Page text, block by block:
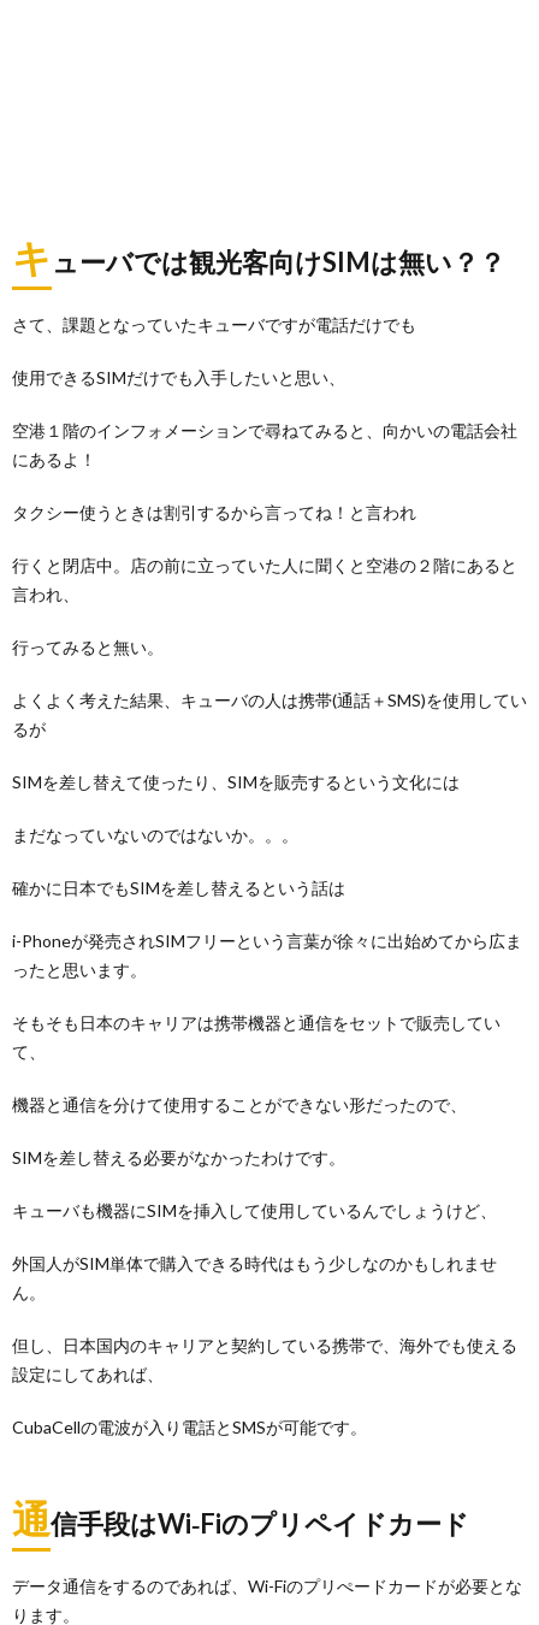
キ ューバでは観光客向けSIMは無い？？
さて、課題となっていたキューバですが電話だけでも
使用できるSIMだけでも入手したいと思い、
空港１階のインフォメーションで尋ねてみると、向かいの電話会社
にあるよ！
タクシー使うときは割引するから言ってね！と言われ
行くと閉店中。店の前に立っていた人に聞くと空港の２階にあると
言われ、
行ってみると無い。
よくよく考えた結果、キューバの人は携帯(通話＋SMS)を使用してい
るが
SIMを差し替えて使ったり、SIMを販売するという文化には
まだなっていないのではないか。。。
確かに日本でもSIMを差し替えるという話は
i-Phoneが発売されSIMフリーという言葉が徐々に出始めてから広ま
ったと思います。
そもそも日本のキャリアは携帯機器と通信をセットで販売してい
て、
機器と通信を分けて使用することができない形だったので、
SIMを差し替える必要がなかったわけです。
キューバも機器にSIMを挿入して使用しているんでしょうけど、
外国人がSIM単体で購入できる時代はもう少しなのかもしれませ
ん。
但し、日本国内のキャリアと契約している携帯で、海外でも使える
設定にしてあれば、
CubaCellの電波が入り電話とSMSが可能です。
通信手段はWi‐Fiのプリペイドカード
データ通信をするのであれば、Wi-Fiのプリぺードカードが必要とな
ります。